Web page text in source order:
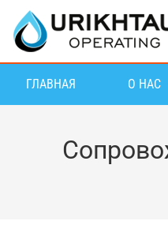
ГЛАВНАЯ О НАС